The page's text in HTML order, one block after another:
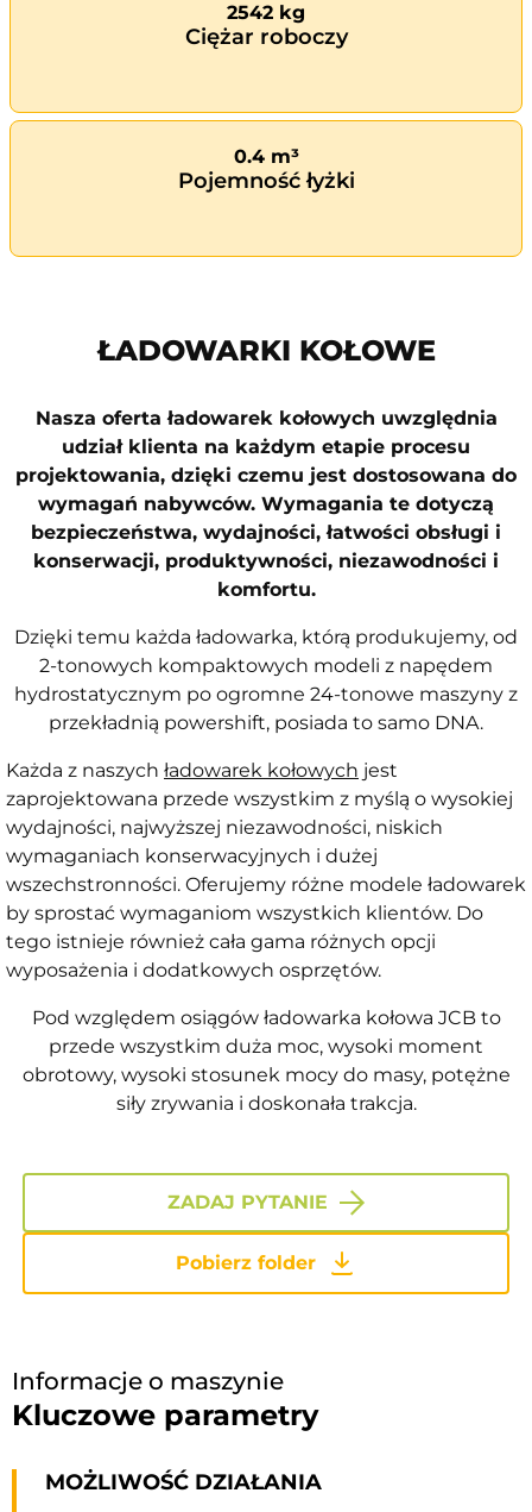
2542 kg
Ciężar roboczy
0.4 m³
Pojemność łyżki
ŁADOWARKI KOŁOWE
Nasza oferta ładowarek kołowych uwzględnia
udział klienta na każdym etapie procesu
projektowania, dzięki czemu jest dostosowana do
wymagań nabywców. Wymagania te dotyczą
bezpieczeństwa, wydajności, łatwości obsługi i
konserwacji, produktywności, niezawodności i
komfortu.
Dzięki temu każda ładowarka, którą produkujemy, od
2-tonowych kompaktowych modeli z napędem
hydrostatycznym po ogromne 24-tonowe maszyny z
przekładnią powershift, posiada to samo DNA.
Każda z naszych ładowarek kołowych jest
zaprojektowana przede wszystkim z myślą o wysokiej
wydajności, najwyższej niezawodności, niskich
wymaganiach konserwacyjnych i dużej
wszechstronności. Oferujemy różne modele ładowarek
by sprostać wymaganiom wszystkich klientów. Do
tego istnieje również cała gama różnych opcji
wyposażenia i dodatkowych osprzętów.
Pod względem osiągów ładowarka kołowa JCB to
przede wszystkim duża moc, wysoki moment
obrotowy, wysoki stosunek mocy do masy, potężne
siły zrywania i doskonała trakcja.
ZADAJ PYTANIE
Pobierz folder
Informacje o maszynie
Kluczowe parametry
MOŻLIWOŚĆ DZIAŁANIA